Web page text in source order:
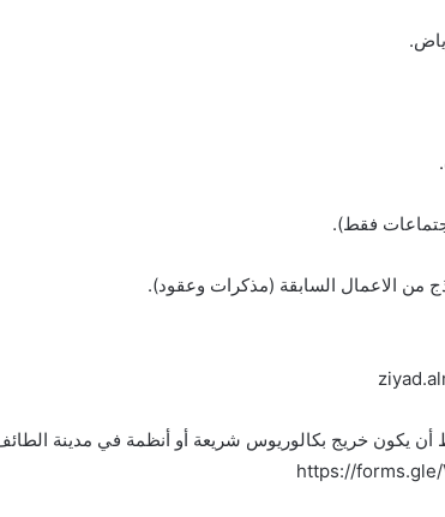
فقط).
يكون خريج بكالوريوس شريعة أو أنظمة في مدينة